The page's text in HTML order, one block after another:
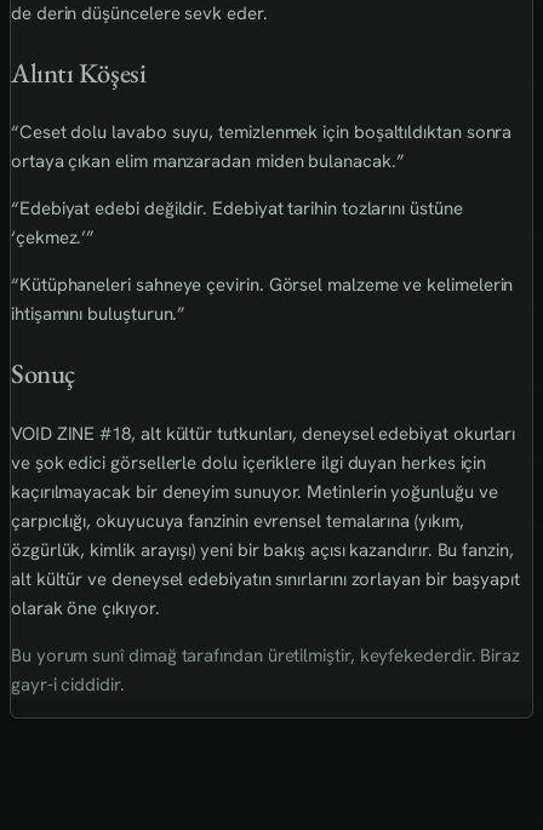
de derin düşüncelere sevk eder.
Alıntı Köşesi
“Ceset dolu lavabo suyu, temizlenmek için boşaltıldıktan sonra
ortaya çıkan elim manzaradan miden bulanacak.”
“Edebiyat edebi değildir. Edebiyat tarihin tozlarını üstüne
‘çekmez.’”
“Kütüphaneleri sahneye çevirin. Görsel malzeme ve kelimelerin
ihtişamını buluşturun.”
Sonuç
VOID ZINE #18, alt kültür tutkunları, deneysel edebiyat okurları
ve şok edici görsellerle dolu içeriklere ilgi duyan herkes için
kaçırılmayacak bir deneyim sunuyor. Metinlerin yoğunluğu ve
çarpıcılığı, okuyucuya fanzinin evrensel temalarına (yıkım,
özgürlük, kimlik arayışı) yeni bir bakış açısı kazandırır. Bu fanzin,
alt kültür ve deneysel edebiyatın sınırlarını zorlayan bir başyapıt
olarak öne çıkıyor.
Bu yorum sunî dimağ tarafından üretilmiştir, keyfekederdir. Biraz
gayr-i ciddidir.